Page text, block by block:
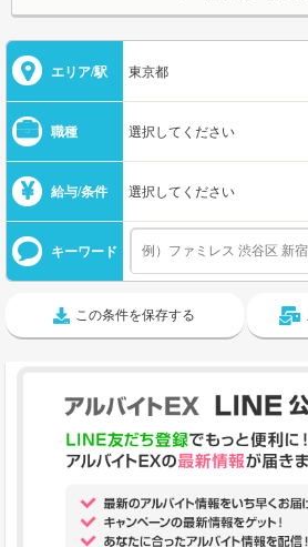
エリア/駅 東京都
職種 選択してください
給与/条件 選択してください
キーワード
この条件を保存する